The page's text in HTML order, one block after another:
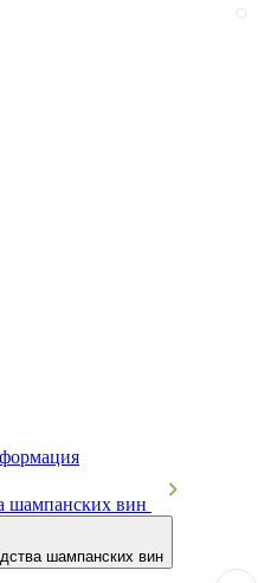
шампанских вин
шампанских вин